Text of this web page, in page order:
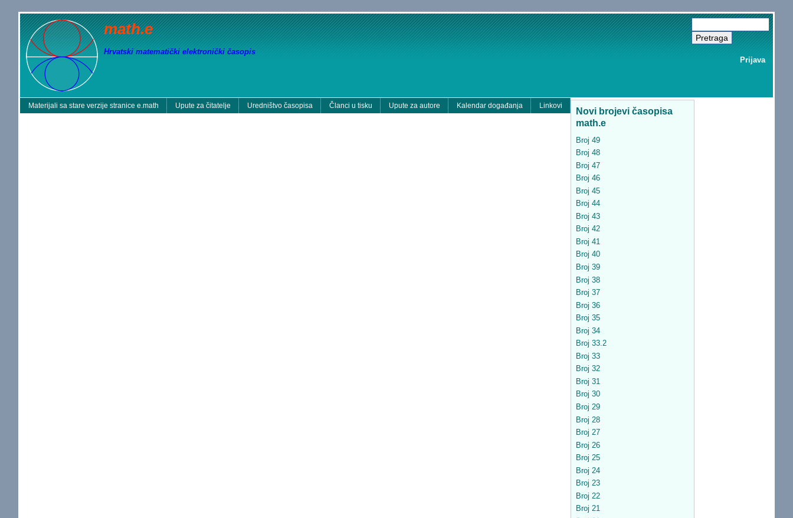
math.e
Hrvatski matematički elektronički časopis
Prijava
Materijali sa stare verzije stranice e.math Upute za čitatelje Uredništvo časopisa Članci u tisku Upute za autore Kalendar događanja Linkovi
Novi brojevi časopisa
math.e
Broj 49
Broj 48
Broj 47
Broj 46
Broj 45
Broj 44
Broj 43
Broj 42
Broj 41
Broj 40
Broj 39
Broj 38
Broj 37
Broj 36
Broj 35
Broj 34
Broj 33.2
Broj 33
Broj 32
Broj 31
Broj 30
Broj 29
Broj 28
Broj 27
Broj 26
Broj 25
Broj 24
Broj 23
Broj 22
Broj 21